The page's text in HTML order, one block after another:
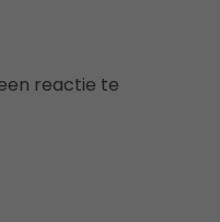
reactie te